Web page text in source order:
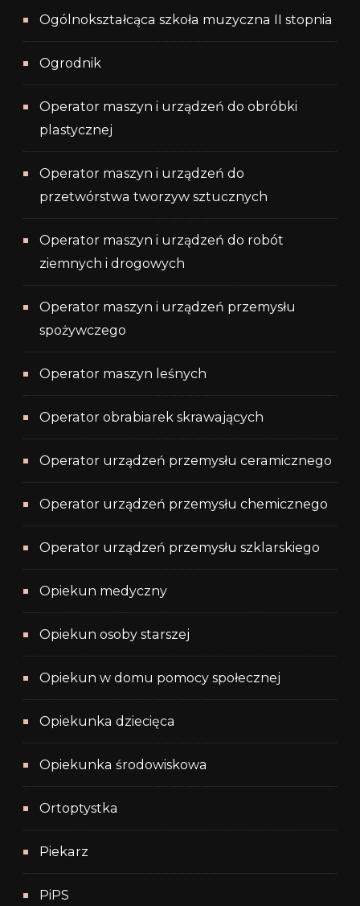
Ogólnokształcąca szkoła muzyczna II stopnia
Ogrodnik
Operator maszyn i urządzeń do obróbki
plastycznej
Operator maszyn i urządzeń do
przetwórstwa tworzyw sztucznych
Operator maszyn i urządzeń do robót
ziemnych i drogowych
Operator maszyn i urządzeń przemysłu
spożywczego
Operator maszyn leśnych
Operator obrabiarek skrawających
Operator urządzeń przemysłu ceramicznego
Operator urządzeń przemysłu chemicznego
Operator urządzeń przemysłu szklarskiego
Opiekun medyczny
Opiekun osoby starszej
Opiekun w domu pomocy społecznej
Opiekunka dziecięca
Opiekunka środowiskowa
Ortoptystka
Piekarz
PiPS